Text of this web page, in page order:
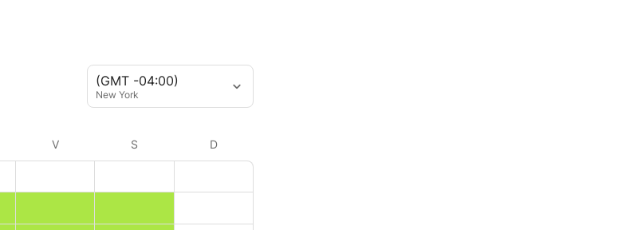
(GMT -04:00)
New York
V S D